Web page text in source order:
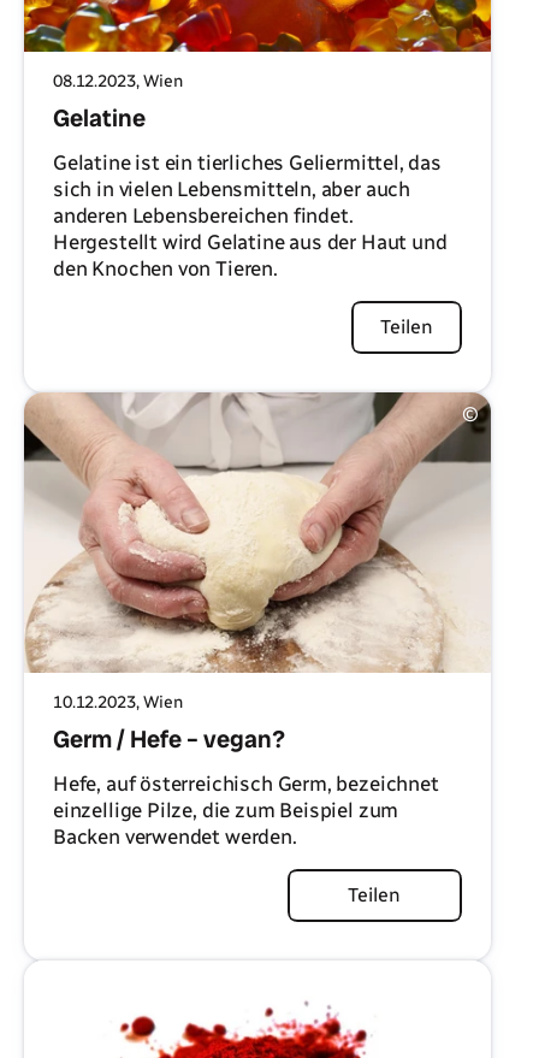
08.12.2023, Wien
Gelatine
Gelatine ist ein tierliches Geliermittel, das
sich in vielen Lebensmitteln, aber auch
anderen Lebensbereichen findet.
Hergestellt wird Gelatine aus der Haut und
den Knochen von Tieren.
Teilen
©
10.12.2023, Wien
Germ / Hefe – vegan?
Hefe, auf österreichisch Germ, bezeichnet
einzellige Pilze, die zum Beispiel zum
Backen verwendet werden.
Teilen